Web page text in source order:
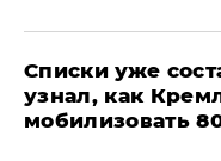
Списки уже
узнал, как
мобилизовать